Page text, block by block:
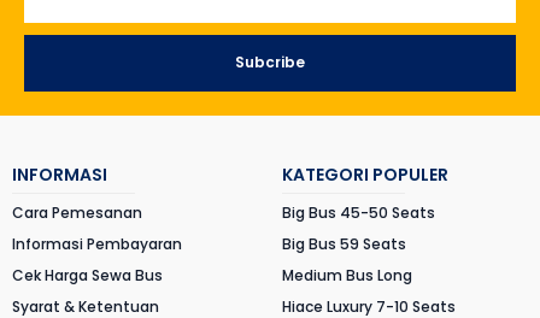
Subcribe
INFORMASI
Cara Pemesanan
Informasi Pembayaran
Cek Harga Sewa Bus
Syarat & Ketentuan
KATEGORI POPULER
Big Bus 45-50 Seats
Big Bus 59 Seats
Medium Bus Long
Hiace Luxury 7-10 Seats